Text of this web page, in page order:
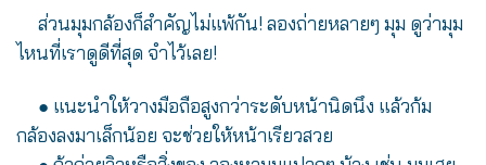
ส่วนมุมกล้องก็สำคัญไม่แพ้กัน! ลองถ่ายหลายๆ มุม ดูว่ามุม
ไหนที่เราดูดีที่สุด จำไว้เลย!
● แนะนำให้วางมือถือสูงกว่าระดับหน้านิดนึง แล้วก้ม
กล้องลงมาเล็กน้อย จะช่วยให้หน้าเรียวสวย